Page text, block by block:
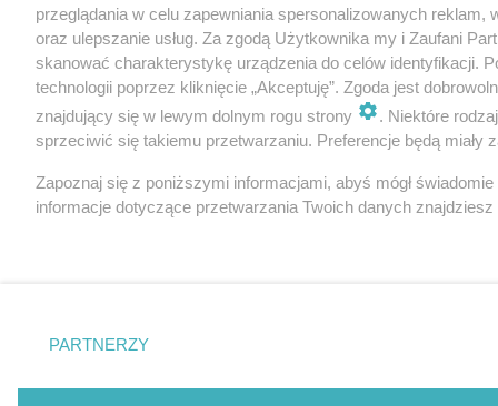
przeglądania w celu zapewniania spersonalizowanych
oraz ulepszanie usług. Za zgodą Użytkownika my i Zaufani
skanować charakterystykę urządzenia do celów identyfikacji.
technologii poprzez kliknięcie „Akceptuję”. Zgoda jest
znajdujący się w lewym dolnym rogu strony
. Niektóre
sprzeciwić się takiemu przetwarzaniu. Preferencje będą miały
Zapoznaj się z poniższymi informacjami, abyś mógł
informacje dotyczące przetwarzania Twoich danych
PARTNERZY